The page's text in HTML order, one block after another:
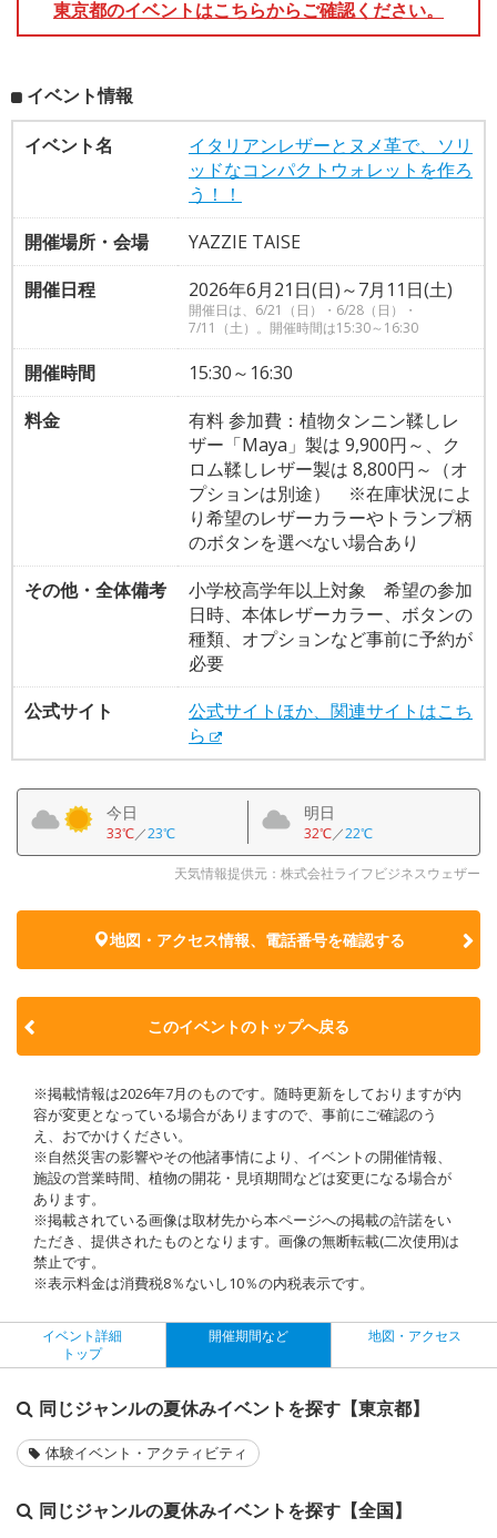
東京都のイベントはこちらからご確認ください。
イベント情報
イベント名
イタリアンレザーとヌメ革で、ソリ
ッドなコンパクトウォレットを作ろ
う！！
開催場所・会場
YAZZIE TAISE
開催日程
2026年6月21日(日)～7月11日(土)
開催日は、6/21（日）・6/28（日）・
7/11（土）。開催時間は15:30～16:30
開催時間
15:30～16:30
料金
有料 参加費：植物タンニン鞣しレ
ザー「Maya」製は 9,900円～、ク
ロム鞣しレザー製は 8,800円～（オ
プションは別途） ※在庫状況によ
り希望のレザーカラーやトランプ柄
のボタンを選べない場合あり
その他・全体備考
小学校高学年以上対象 希望の参加
日時、本体レザーカラー、ボタンの
種類、オプションなど事前に予約が
必要
公式サイト
公式サイトほか、関連サイトはこち
ら
今日
33℃／23℃
明日
32℃／22℃
天気情報提供元：株式会社ライフビジネスウェザー
地図・アクセス情報、電話番号を確認する
このイベントのトップへ戻る
※掲載情報は2026年7月のものです。随時更新をしておりますが内
容が変更となっている場合がありますので、事前にご確認のう
え、おでかけください。
※自然災害の影響やその他諸事情により、イベントの開催情報、
施設の営業時間、植物の開花・見頃期間などは変更になる場合が
あります。
※掲載されている画像は取材先から本ページへの掲載の許諾をい
ただき、提供されたものとなります。画像の無断転載(二次使用)は
禁止です。
※表示料金は消費税8％ないし10％の内税表示です。
イベント詳細
トップ
開催期間など 地図・アクセス
同じジャンルの夏休みイベントを探す【東京都】
体験イベント・アクティビティ
同じジャンルの夏休みイベントを探す【全国】